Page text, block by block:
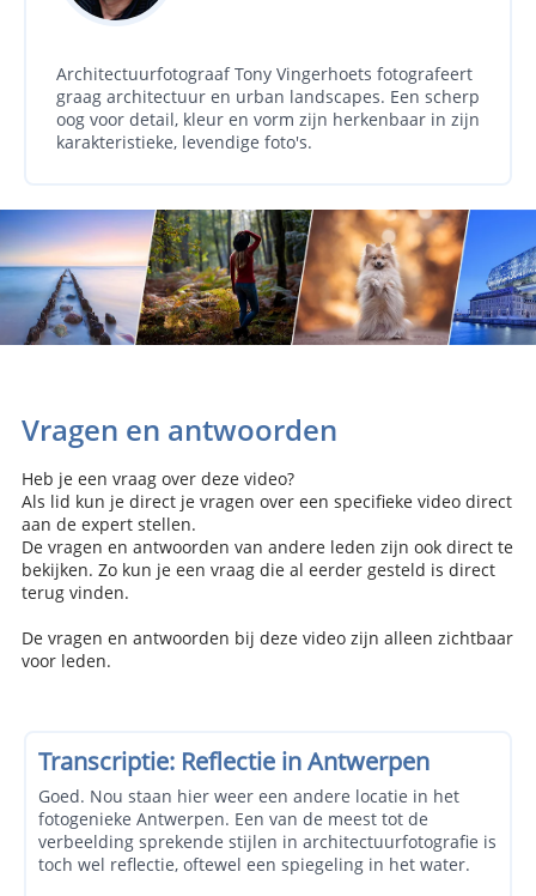
Architectuurfotograaf Tony Vingerhoets fotografeert
graag architectuur en urban landscapes. Een scherp
oog voor detail, kleur en vorm zijn herkenbaar in zijn
karakteristieke, levendige foto's.
Vragen en antwoorden
Heb je een vraag over deze video?
Als lid kun je direct je vragen over een specifieke video direct
aan de expert stellen.
De vragen en antwoorden van andere leden zijn ook direct te
bekijken. Zo kun je een vraag die al eerder gesteld is direct
terug vinden.
De vragen en antwoorden bij deze video zijn alleen zichtbaar
voor leden.
Transcriptie: Reflectie in Antwerpen
Goed. Nou staan hier weer een andere locatie in het
fotogenieke Antwerpen. Een van de meest tot de
verbeelding sprekende stijlen in architectuurfotografie is
toch wel reflectie, oftewel een spiegeling in het water.